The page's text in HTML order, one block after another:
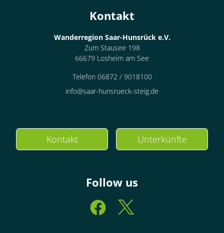
Kontakt
Wanderregion Saar-Hunsrück e.V.
Zum Stausee 198
66679 Losheim am See
Telefon 06872 / 9018100
info@saar-hunsrueck-steig.de
Kontakt Unterkünfte
Follow us